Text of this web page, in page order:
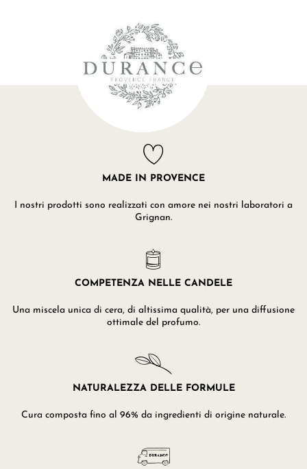
MADE IN PROVENCE
I nostri prodotti sono realizzati con amore nei nostri laboratori a
Grignan.
COMPETENZA NELLE CANDELE
Una miscela unica di cera, di altissima qualità, per una diffusione
ottimale del profumo.
NATURALEZZA DELLE FORMULE
Cura composta fino al 96% da ingredienti di origine naturale.